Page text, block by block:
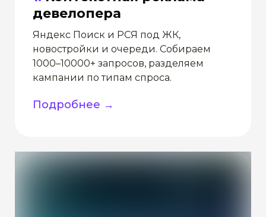
девелопера
Яндекс Поиск и РСЯ под ЖК,
новостройки и очереди. Собираем
1000–10000+ запросов, разделяем
кампании по типам спроса.
Подробнее →